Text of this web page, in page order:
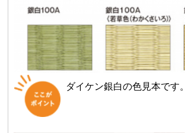
ダイケン銀白の色見本です。